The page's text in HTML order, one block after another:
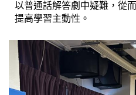
以普通話解答劇中疑難，從
提高學習主動性。